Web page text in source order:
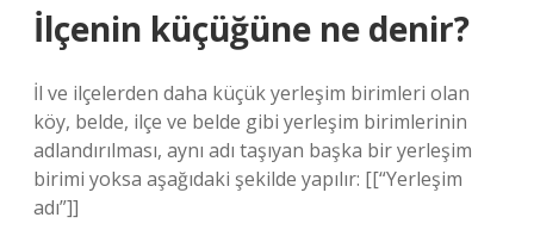
İlçenin küçüğüne ne denir?
İl ve ilçelerden daha küçük yerleşim birimleri olan
köy, belde, ilçe ve belde gibi yerleşim birimlerinin
adlandırılması, aynı adı taşıyan başka bir yerleşim
birimi yoksa aşağıdaki şekilde yapılır: [[“Yerleşim
adı”]]